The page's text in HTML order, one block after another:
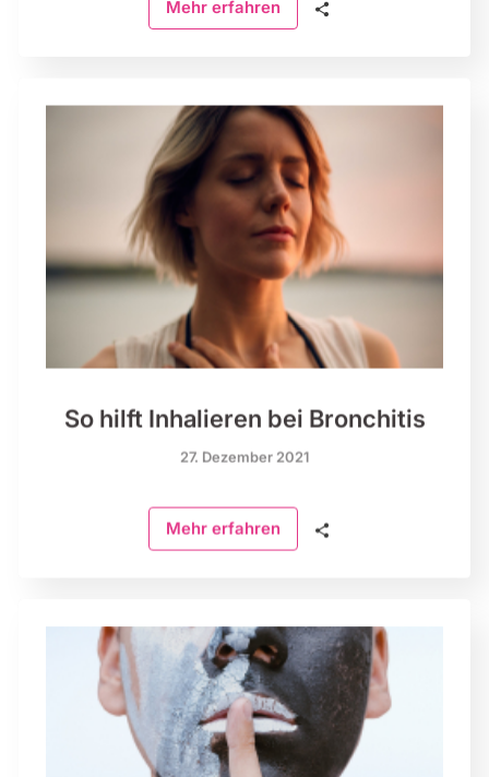
Mehr erfahren 🗣
So hilft Inhalieren bei Bronchitis
27. Dezember 2021
Mehr erfahren 🗣